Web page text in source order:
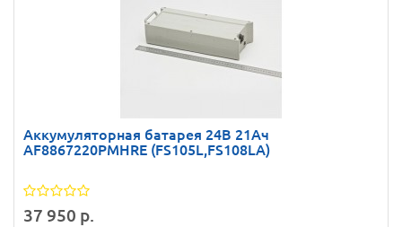
Аккумуляторная батарея 24В 21Ач
AF8867220PMHRE (FS105L,FS108LA)
37 950 р.